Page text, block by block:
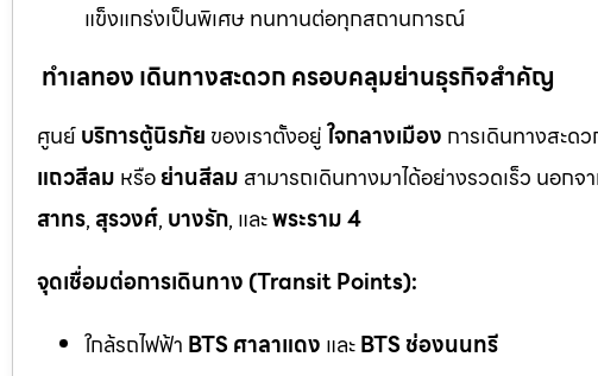
แข็งแกร่งเป็นพิเศษ ทนทานต่อทุกสถานการณ์
ทำเลทอง เดินทางสะดวก ครอบคลุมย่านธุรกิจสำคัญ
ศูนย์บริการตู้นิรภัย ของเราตั้งอยู่ใจกลางเมือง การเดินทางสะ
แถวสีลม หรือย่านสีลม สามารถเดินทางมาได้อย่างรวดเร็ว นอก
สาทร, สุรวงศ์, บางรัก, และพระราม 4
จุดเชื่อมต่อการเดินทาง (Transit Points):
ใกล้รถไฟฟ้า BTS ศาลาแดง และBTS ช่องนนทรี